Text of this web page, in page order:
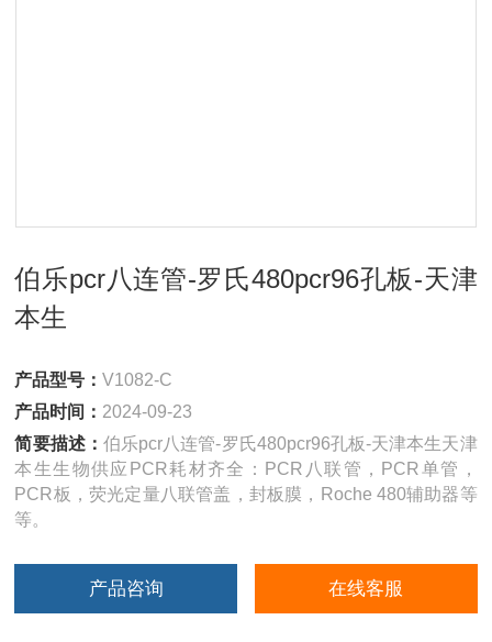
伯乐pcr八连管-罗氏480pcr96孔板-天津
本生
产品型号：V1082-C
产品时间： 2024-09-23
简要描述： 伯乐pcr八连管-罗氏480pcr96孔板-天津本生天津
本生生物供应PCR耗材齐全：PCR八联管，PCR单管，
PCR板，荧光定量八联管盖，封板膜，Roche 480辅助器等
等。
产品咨询 在线客服